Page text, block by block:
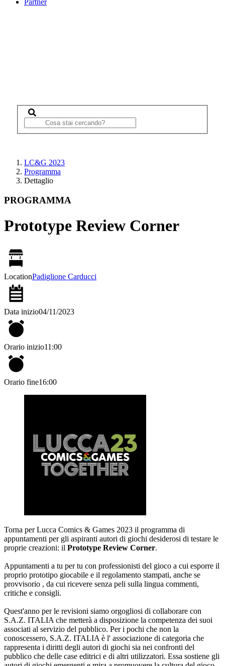
LC&G 2023
Programma
Dettaglio
PROGRAMMA
Prototype Review Corner
LocationPadiglione Carducci
Data inizio04/11/2023
Orario inizio11:00
Orario fine16:00
Torna per Lucca Comics & Games 2023 il programma di
appuntamenti per gli aspiranti autori di giochi desiderosi di testare le
proprie creazioni: il Prototype Review Corner.
Appuntamenti a tu per tu con professionisti del gioco a cui esporre il
proprio prototipo giocabile e il regolamento stampati, anche se
provvisorio , da cui ricevere senza peli sulla lingua commenti,
critiche e consigli.
Quest'anno per le revisioni siamo orgogliosi di collaborare con
S.A.Z. ITALIA che metterà a disposizione la competenza dei suoi
associati al servizio del pubblico. Per i pochi che non la
conoscessero, S.A.Z. ITALIA è l' associazione di categoria che
rappresenta i diritti degli autori di giochi sia nei confronti del
pubblico che delle case editrici e di altri utilizzatori. Essa sostiene gli